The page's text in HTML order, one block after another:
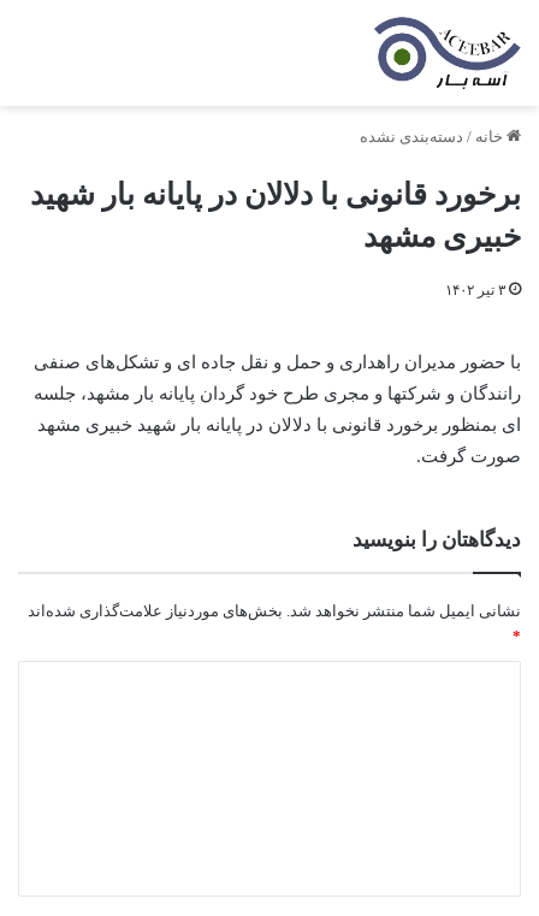
خانه / دسته‌بندی نشده
برخورد قانونی با دلالان در پایانه بار شهید
خبیری مشهد
۳ تیر ۱۴۰۲
با حضور مدیران راهداری و حمل و نقل جاده ای و تشکل‌های صنفی
رانندگان و شرکتها و مجری طرح خود گردان پایانه بار مشهد، جلسه
ای بمنظور برخورد قانونی با دلالان در پایانه بار شهید خبیری مشهد
صورت گرفت.
دیدگاهتان را بنویسید
نشانی ایمیل شما منتشر نخواهد شد. بخش‌های موردنیاز علامت‌گذاری شده‌اند
*
*